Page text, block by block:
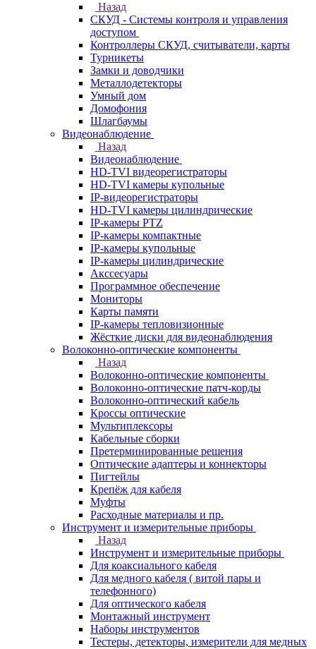
Назад
СКУД - Системы контроля и управления
доступом
Контроллеры СКУД, считыватели, карты
Турникеты
Замки и доводчики
Металлодетекторы
Умный дом
Домофония
Шлагбаумы
Видеонаблюдение
Назад
Видеонаблюдение
HD-TVI видеорегистраторы
HD-TVI камеры купольные
IP-видеорегистраторы
HD-TVI камеры цилиндрические
IP-камеры PTZ
IP-камеры компактные
IP-камеры купольные
IP-камеры цилиндрические
Акссесуары
Программное обеспечение
Мониторы
Карты памяти
IP-камеры тепловизионные
Жёсткие диски для видеонаблюдения
Волоконно-оптические компоненты
Назад
Волоконно-оптические компоненты
Волоконно-оптические патч-корды
Волоконно-оптический кабель
Кроссы оптические
Мультиплексоры
Кабельные сборки
Претерминированные решения
Оптические адаптеры и коннекторы
Пигтейлы
Крепёж для кабеля
Муфты
Расходные материалы и пр.
Инструмент и измерительные приборы
Назад
Инструмент и измерительные приборы
Для коаксиального кабеля
Для медного кабеля ( витой пары и
телефонного)
Для оптического кабеля
Монтажный инструмент
Наборы инструментов
Тестеры, детекторы, измерители для медных